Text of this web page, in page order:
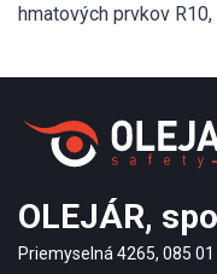
hmatových prvkov
OLEJÁR,
Priemyselná 4265, 085